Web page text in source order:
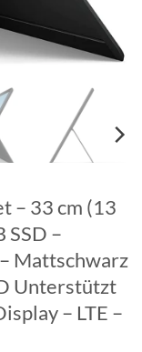
– 33 cm (13
SSD –
Mattschwarz
Unterstützt
– LTE –